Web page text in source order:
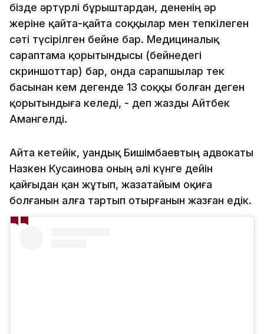
бізде әртүрлі бұрыштардан, дененің әр
жеріне қайта-қайта соққылар мен тепкілеген
сәті түсірілген бейне бар. Медициналық
сараптама қорытындысы (бейнедегі
скриншоттар) бар, онда сарапшылар тек
басынан кем дегенде 13 соққы болған деген
қорытындыға келеді, - деп жазды Айтбек
Амангелді.
Айта кетейік, Қуандық Бишімбаевтың адвокаты
Назкен Кусаинова оның әлі күнге дейін
қайғыдан қан жұтып, жазатайым оқиға
болғанын алға тартып отырғанын жазған едік.